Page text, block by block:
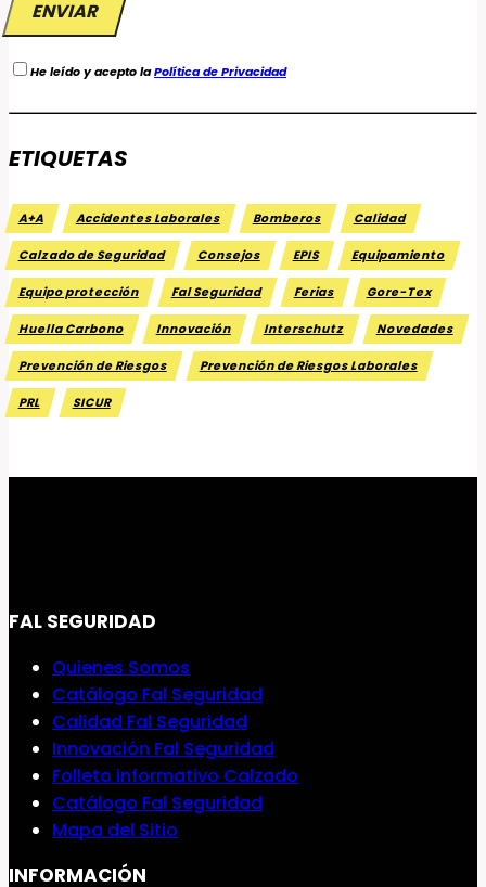
He leído y acepto laPolítica de Privacidad
ETIQUETAS
A+A Accidentes Laborales Bomberos Calidad
Calzado de Seguridad Consejos EPIS Equipamiento
Equipo protección Fal Seguridad Ferias Gore-Tex
Huella Carbono Innovación Interschutz Novedades
Prevención de Riesgos Prevención de Riesgos Laborales
PRL SICUR
FAL SEGURIDAD
Quienes Somos
Catálogo Fal Seguridad
Calidad Fal Seguridad
Innovación Fal Seguridad
Folleto informativo Calzado
Catálogo Fal Seguridad
Mapa del Sitio
INFORMACIÓN